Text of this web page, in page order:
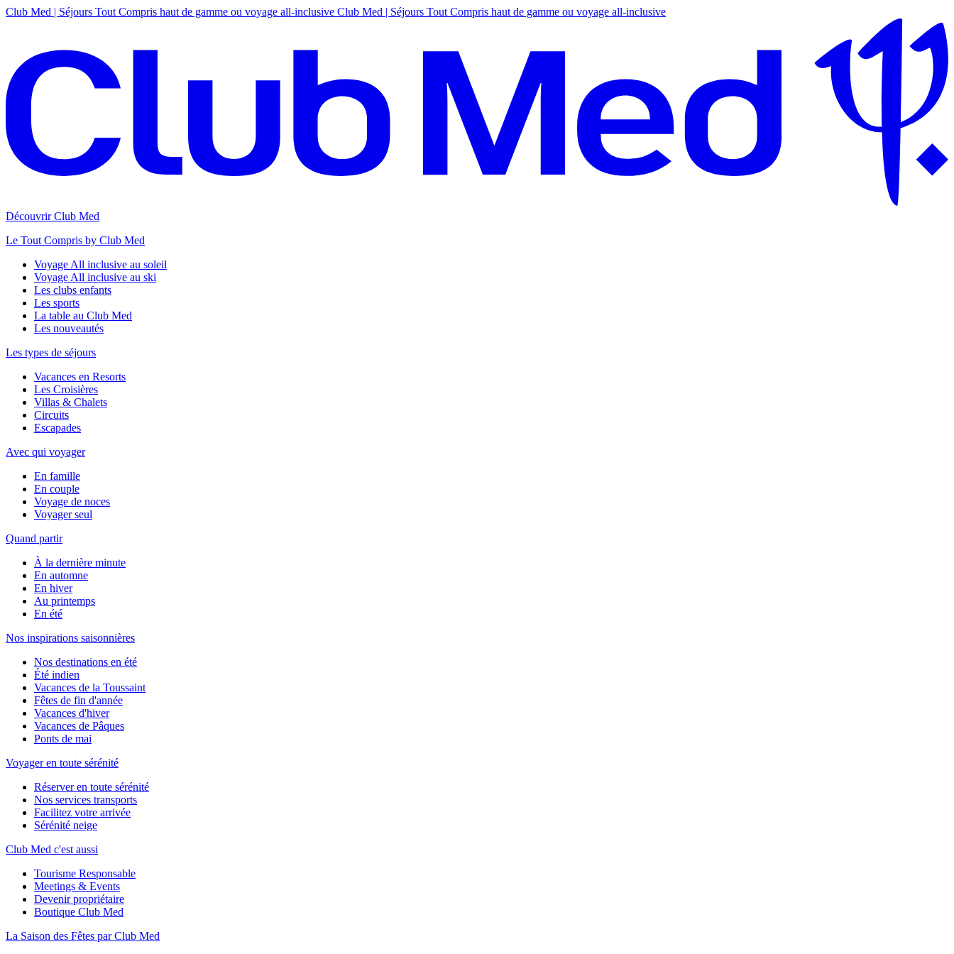
Club Med | Séjours Tout Compris haut de gamme ou voyage all-inclusive Club Med | Séjours Tout Compris haut de gamme ou voyage all-inclusive
Découvrir Club Med
Le Tout Compris by Club Med
Voyage All inclusive au soleil
Voyage All inclusive au ski
Les clubs enfants
Les sports
La table au Club Med
Les nouveautés
Les types de séjours
Vacances en Resorts
Les Croisières
Villas & Chalets
Circuits
Escapades
Avec qui voyager
En famille
En couple
Voyage de noces
Voyager seul
Quand partir
À la dernière minute
En automne
En hiver
Au printemps
En été
Nos inspirations saisonnières
Nos destinations en été
Été indien
Vacances de la Toussaint
Fêtes de fin d'année
Vacances d'hiver
Vacances de Pâques
Ponts de mai
Voyager en toute sérénité
Réserver en toute sérénité
Nos services transports
Facilitez votre arrivée
Sérénité neige
Club Med c'est aussi
Tourisme Responsable
Meetings & Events
Devenir propriétaire
Boutique Club Med
La Saison des Fêtes par Club Med